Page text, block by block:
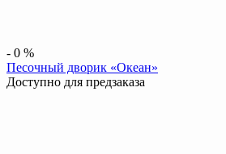
- 0 %
Песочный дворик «Океан»
Доступно для предзаказа